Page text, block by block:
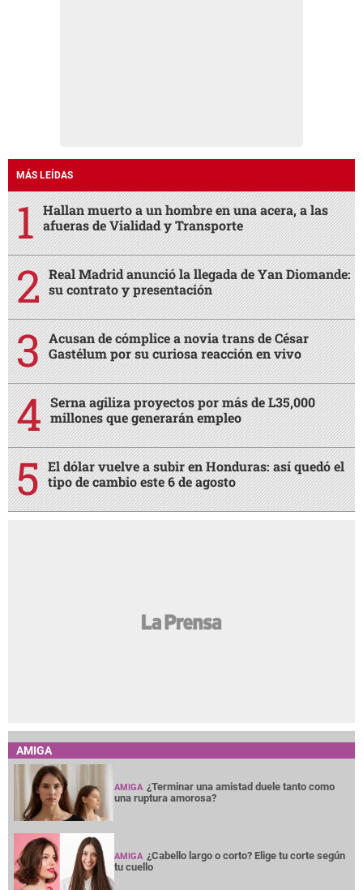
MÁS LEÍDAS
Hallan muerto a un hombre en una acera, a las
afueras de Vialidad y Transporte
Real Madrid anunció la llegada de Yan Diomande:
su contrato y presentación
Acusan de cómplice a novia trans de César
Gastélum por su curiosa reacción en vivo
Serna agiliza proyectos por más de L35,000
millones que generarán empleo
El dólar vuelve a subir en Honduras: así quedó el
tipo de cambio este 6 de agosto
AMIGA
AMIGA ¿Terminar una amistad duele tanto como
una ruptura amorosa?
AMIGA ¿Cabello largo o corto? Elige tu corte según
tu cuello